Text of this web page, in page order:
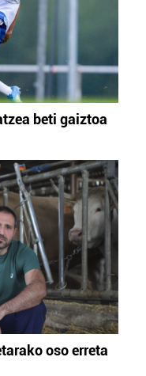
beti gaiztoa
oso erreta